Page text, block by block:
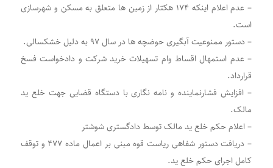
– عدم اعلام اینکه ۱۷۴ هکتار از زمین ها متعلق به مسکن و شهرسازی
است.
– دستور ممنوعیت آبگیری حوضچه ها در سال ۹۷ به دلیل خشکسالی.
– عدم استمهال اقساط وام تسهیلات خرید شرکت و دادخواست فسخ
قرارداد.
– افزایش فشارنماینده و نامه نگاری با دستگاه قضایی جهت خلع ید
مالک.
– اعلام حکم خلع ید مالک توسط دادگستری شوشتر
– دریافت دستور شفاهی ریاست قوه مبنی بر اعمال ماده ۴۷۷ و توقف
کامل اجرای حکم خلع ید.